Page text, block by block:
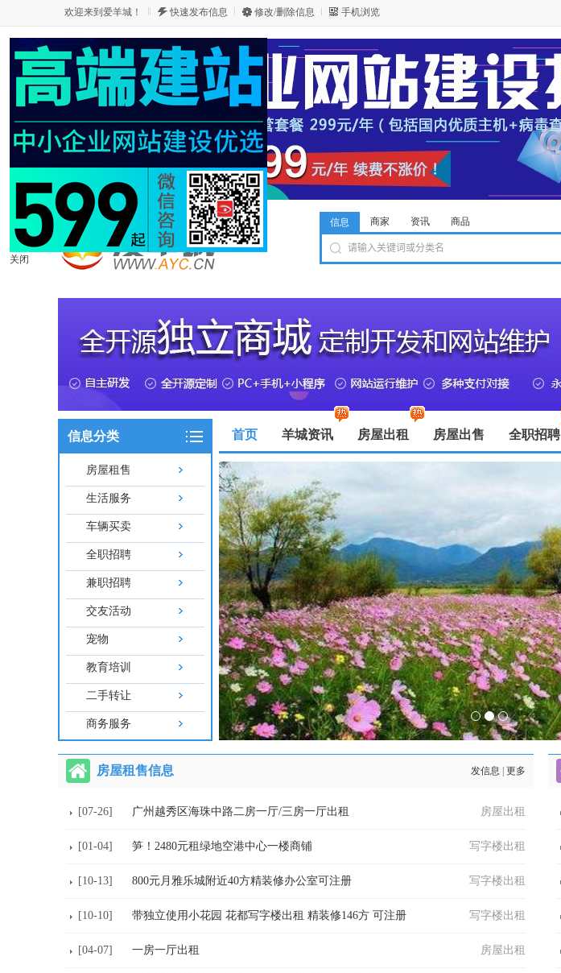
欢迎来到爱羊城！ 快速发布信息 修改/删除信息 手机浏览
信息 商家 资讯 商品
信息分类
房屋租售
生活服务
车辆买卖
全职招聘
兼职招聘
交友活动
宠物
教育培训
二手转让
商务服务
首页 羊城资讯 房屋出租 房屋出售 全职招聘
房屋租售信息 发信息 更多
[07-26] 广州越秀区海珠中路二房一厅/三房一厅出租 房屋出租
[01-04] 笋！2480元租绿地空港中心一楼商铺 写字楼出租
[10-13] 800元月雅乐城附近40方精装修办公室可注册 写字楼出租
[10-10] 带独立使用小花园 花都写字楼出租 精装修146方 可注册 写字楼出租
[04-07] 一房一厅出租 房屋出租
关闭